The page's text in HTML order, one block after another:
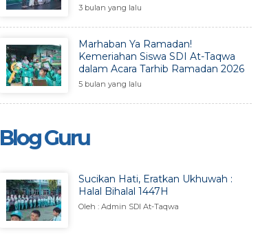
3 bulan yang lalu
Marhaban Ya Ramadan!
Kemeriahan Siswa SDI At-Taqwa
dalam Acara Tarhib Ramadan 2026
5 bulan yang lalu
Blog Guru
Sucikan Hati, Eratkan Ukhuwah :
Halal Bihalal 1447H
Oleh : Admin SDI At-Taqwa